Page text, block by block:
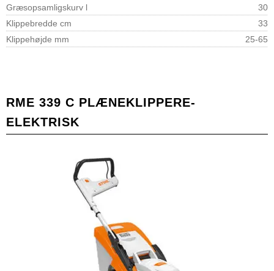
Græsopsamligskurv l
30
Klippebredde cm
33
Klippehøjde mm
25-65
RME 339 C PLÆNEKLIPPERE-
ELEKTRISK